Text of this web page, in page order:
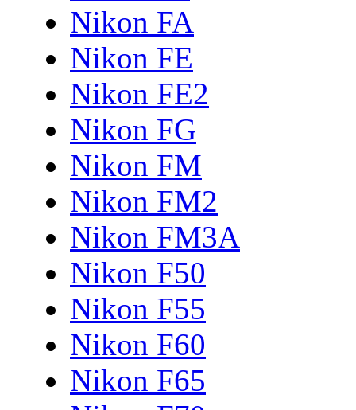
Nikon FA
Nikon FE
Nikon FE2
Nikon FG
Nikon FM
Nikon FM2
Nikon FM3A
Nikon F50
Nikon F55
Nikon F60
Nikon F65